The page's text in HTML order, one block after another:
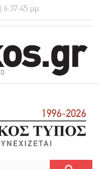
6:37:45 μμ